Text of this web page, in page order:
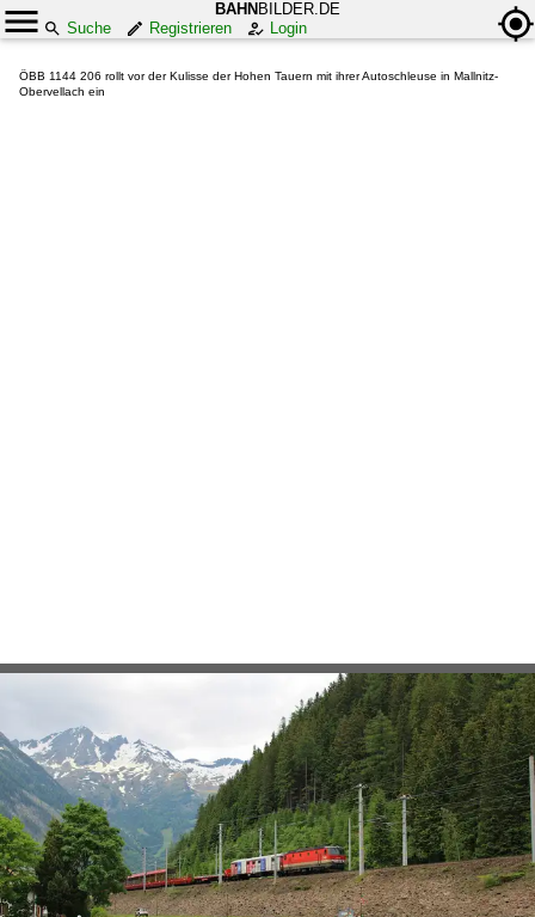
BAHN BILDER.DE
Suche
Registrieren Login
ÖBB 1144 206 rollt vor der Kulisse der Hohen Tauern mit ihrer Autoschleuse in Mallnitz-
Obervellach ein